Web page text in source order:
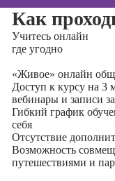
Как
Учитесь онлайн
где угодно
«Живое» онлайн
Доступ к курсу на 3
вебинары и записи
Гибкий график
себя
Отсутствие
Возможность
путешествиями и